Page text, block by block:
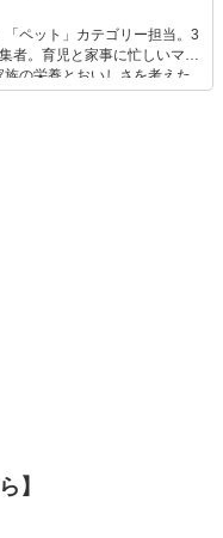
「ペット」カテゴリー担当。3
者。育児と家事に忙しいママ
の栄養とおいしさを考えた
タイムを楽しむためのスイ
】